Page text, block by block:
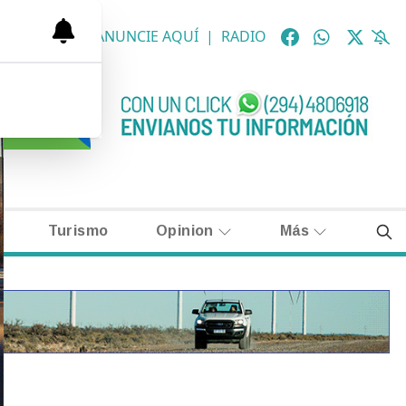
ANUNCIE AQUÍ | RADIO
Turismo Opinion Más